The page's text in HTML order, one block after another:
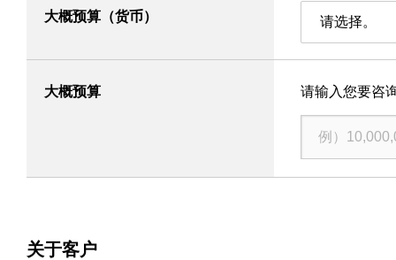
大概预算（货币） 请选择。
大概预算 请输入您要咨
关于客户